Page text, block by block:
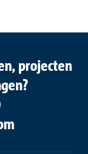
projecten